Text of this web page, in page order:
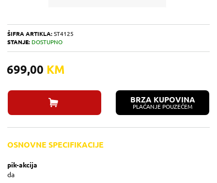
ŠIFRA ARTIKLA: ST4125
STANJE: DOSTUPNO
699,00 KM
BRZA KUPOVINA
PLAĆANJE POUZEĆEM
OSNOVNE SPECIFIKACIJE
pik-akcija
da